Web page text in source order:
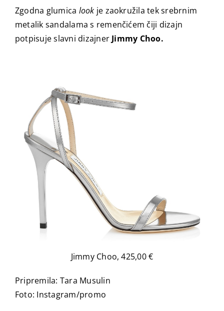
Zgodna glumica look je zaokružila tek srebrnim
metalik sandalama s remenčićem čiji dizajn
potpisuje slavni dizajner Jimmy Choo.
Jimmy Choo, 425,00 €
Pripremila: Tara Musulin
Foto: Instagram/promo